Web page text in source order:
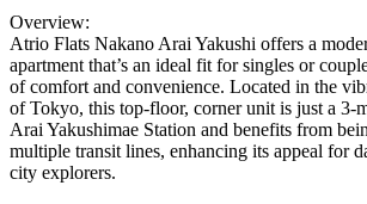
Overview:
Atrio Flats Nakano Arai Yakushi offers a
apartment that’s an ideal fit for singles or
of comfort and convenience. Located in the
of Tokyo, this top-floor, corner unit is just a 3-
Arai Yakushimae Station and benefits from
multiple transit lines, enhancing its appeal for
city explorers.